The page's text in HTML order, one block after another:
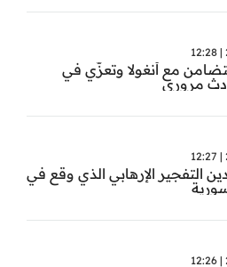
مع أنغولا وتعزّي في
مروري
التفجير الإرهابي الذي وقع في